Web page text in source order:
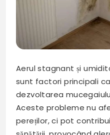
Aerul stagnant și
sunt factori principali
dezvoltarea
Aceste probleme nu
pereților, ci pot